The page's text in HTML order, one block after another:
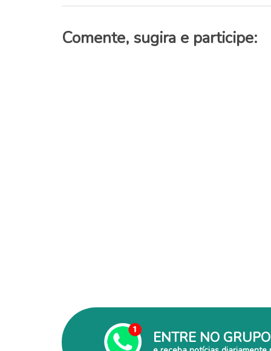
Comente, sugira e participe:
ENTRE NO